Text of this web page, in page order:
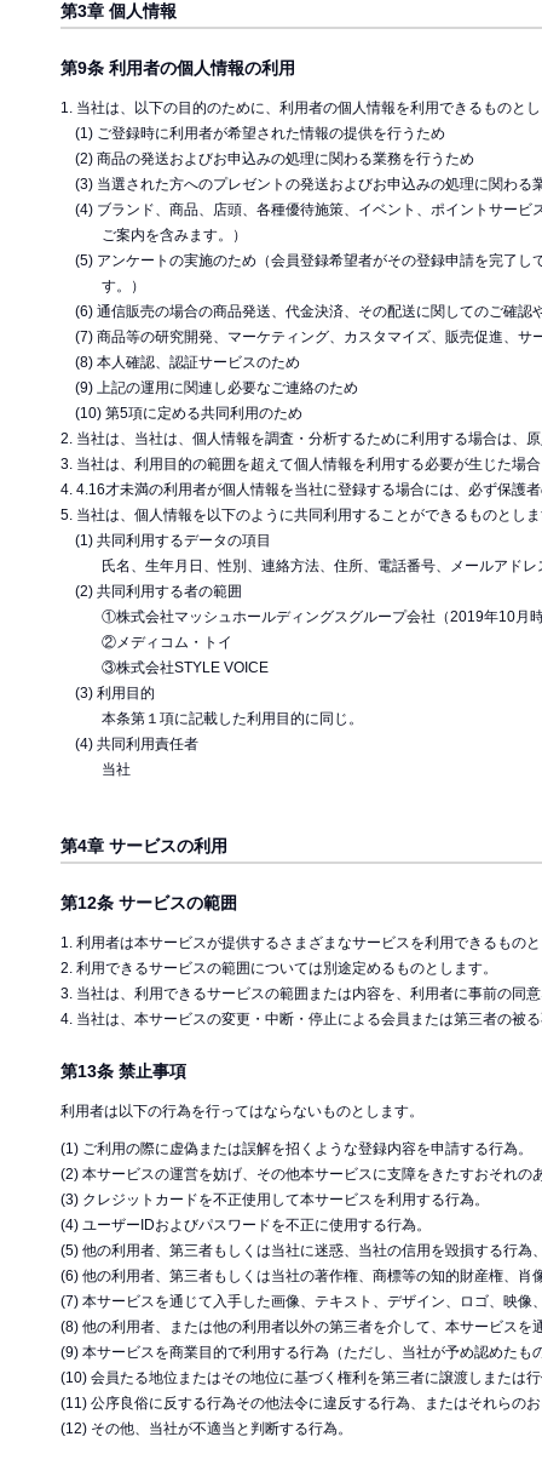
第3章 個人情報
第9条 利用者の個人情報の利用
1. 当社は、以下の目的のために、利用者の個人情報を利用できるものと
(1) ご登録時に利用者が希望された情報の提供を行うため
(2) 商品の発送およびお申込みの処理に関わる業務を行うため
(3) 当選された方へのプレゼントの発送およびお申込みの処理に関わる
(4) ブランド、商品、店頭、各種優待施策、イベント、ポイントサー
ご案内を含みます。）
(5) アンケートの実施のため（会員登録希望者がその登録申請を完了
す。）
(6) 通信販売の場合の商品発送、代金決済、その配送に関してのご確認
(7) 商品等の研究開発、マーケティング、カスタマイズ、販売促進、
(8) 本人確認、認証サービスのため
(9) 上記の運用に関連し必要なご連絡のため
(10) 第5項に定める共同利用のため
2. 当社は、当社は、個人情報を調査・分析するために利用する場合は、
3. 当社は、利用目的の範囲を超えて個人情報を利用する必要が生じた場
4. 4.16才未満の利用者が個人情報を当社に登録する場合には、必ず保護
5. 当社は、個人情報を以下のように共同利用することができるものとし
(1) 共同利用するデータの項目
氏名、生年月日、性別、連絡方法、住所、電話番号、メールアドレ
(2) 共同利用する者の範囲
①株式会社マッシュホールディングスグループ会社（2019年10月
②メディコム・トイ
③株式会社STYLE VOICE
(3) 利用目的
本条第１項に記載した利用目的に同じ。
(4) 共同利用責任者
当社
第4章 サービスの利用
第12条 サービスの範囲
1. 利用者は本サービスが提供するさまざまなサービスを利用できるもの
2. 利用できるサービスの範囲については別途定めるものとします。
3. 当社は、利用できるサービスの範囲または内容を、利用者に事前の同
4. 当社は、本サービスの変更・中断・停止による会員または第三者の被
第13条 禁止事項
利用者は以下の行為を行ってはならないものとします。
(1) ご利用の際に虚偽または誤解を招くような登録内容を申請する行為。
(2) 本サービスの運営を妨げ、その他本サービスに支障をきたすおそれの
(3) クレジットカードを不正使用して本サービスを利用する行為。
(4) ユーザーIDおよびパスワードを不正に使用する行為。
(5) 他の利用者、第三者もしくは当社に迷惑、当社の信用を毀損する行
(6) 他の利用者、第三者もしくは当社の著作権、商標等の知的財産権、
(7) 本サービスを通じて入手した画像、テキスト、デザイン、ロゴ、映
(8) 他の利用者、または他の利用者以外の第三者を介して、本サービス
(9) 本サービスを商業目的で利用する行為（ただし、当社が予め認めたも
(10) 会員たる地位またはその地位に基づく権利を第三者に譲渡しまたは
(11) 公序良俗に反する行為その他法令に違反する行為、またはそれらの
(12) その他、当社が不適当と判断する行為。